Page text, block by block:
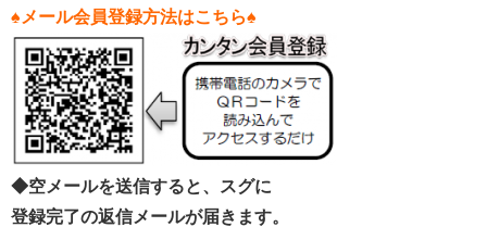
♠ メール会員登録方法はこちら♠
◆空メールを送信すると、スグに
登録完了の返信メールが届きます。